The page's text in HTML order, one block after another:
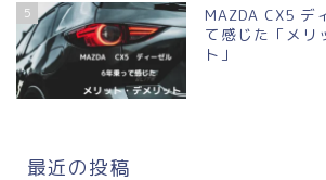
5
MAZDA CX5 デ
て感じた「メリ
ト」
最近の投稿